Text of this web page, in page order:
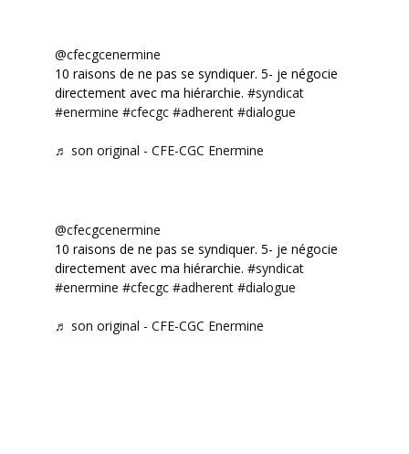
@cfecgcenermine
10 raisons de ne pas se syndiquer. 5- je négocie
directement avec ma hiérarchie. #syndicat
#enermine #cfecgc #adherent #dialogue
♬ son original - CFE-CGC Enermine
@cfecgcenermine
10 raisons de ne pas se syndiquer. 5- je négocie
directement avec ma hiérarchie. #syndicat
#enermine #cfecgc #adherent #dialogue
♬ son original - CFE-CGC Enermine